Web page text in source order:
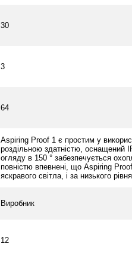
30
3
64
Aspiring Proof 1 є простим у
роздільною здатністю, оснащений
огляду в 150 ° забезпечується
повністю впевнені, що Aspiring Proof
яскравого світла, і за низького
Виробник
12